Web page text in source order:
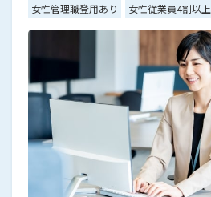
女性管理職登用あり
女性従業員4割以上